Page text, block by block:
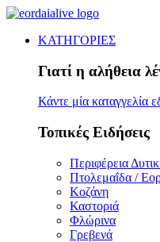
ΚΑΤΗΓΟΡΙΕΣ
Γιατί η αλήθεια
Κάντε μία καταγγελία
Τοπικές Ειδήσεις
Περιφέρεια
Πτολεμαΐδα /
Κοζάνη
Καστοριά
Φλώρινα
Γρεβενά